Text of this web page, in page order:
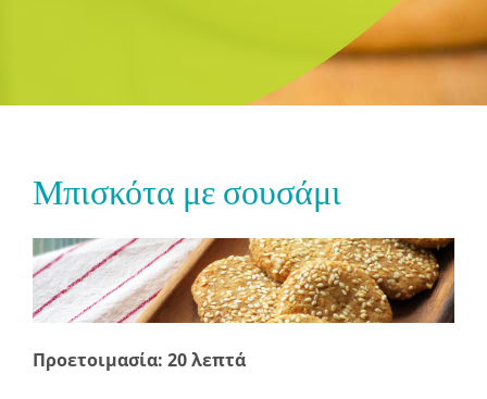
Μπισκότα με σουσάμι
Προετοιμασία: 20 λεπτά